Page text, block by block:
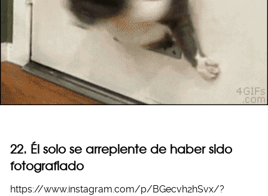
22. Él solo se arrepiente de haber sido
fotografiado
https://www.instagram.com/p/BGecvh2hSvx/?